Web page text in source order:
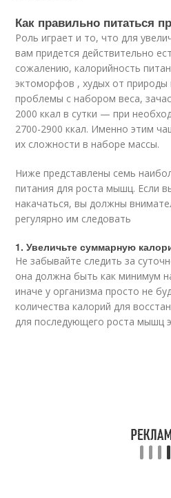
Как правильно питаться
Роль играет и то, что для
вам придется действительно
сожалению, калорийность
эктоморфов , худых от
проблемы с набором веса,
2000 ккал в сутки — при
2700-2900 ккал. Именно этим
их сложности в наборе массы.
Ниже представлены семь
питания для роста мышц. Если
накачаться, вы должны
регулярно им следовать
1. Увеличьте суммарную
Не забывайте следить за
она должна быть как минимум
иначе у организма просто не
количества калорий для
для последующего роста мышц